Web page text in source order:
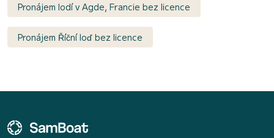
Pronájem lodí v Agde, Francie bez licence
Pronájem Říční loď bez licence